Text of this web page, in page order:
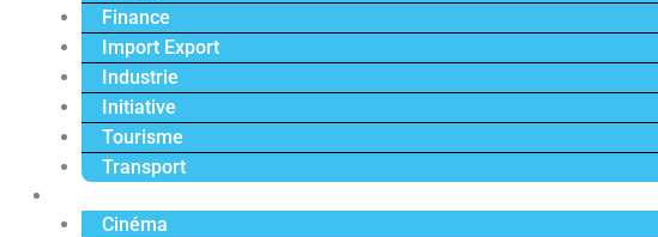
Finance
Import Export
Industrie
Initiative
Tourisme
Transport
Cinéma